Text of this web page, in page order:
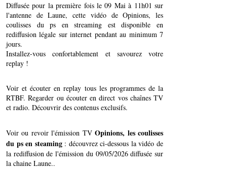
Diffusée pour la première fois le 09 Mai à 11h01 sur
l'antenne de Laune, cette vidéo de Opinions, les
coulisses du ps en streaming est disponible en
rediffusion légale sur internet pendant au minimum 7
jours.
Installez-vous confortablement et savourez votre
replay !
Voir et écouter en replay tous les programmes de la
RTBF. Regarder ou écouter en direct vos chaînes TV
et radio. Découvrir des contenus exclusifs.
Voir ou revoir l'émission TVOpinions, les coulisses
du ps en steaming: découvrez ci-dessous la vidéo de
la rediffusion de l'émission du 09/05/2026 diffusée sur
la chaine Laune..